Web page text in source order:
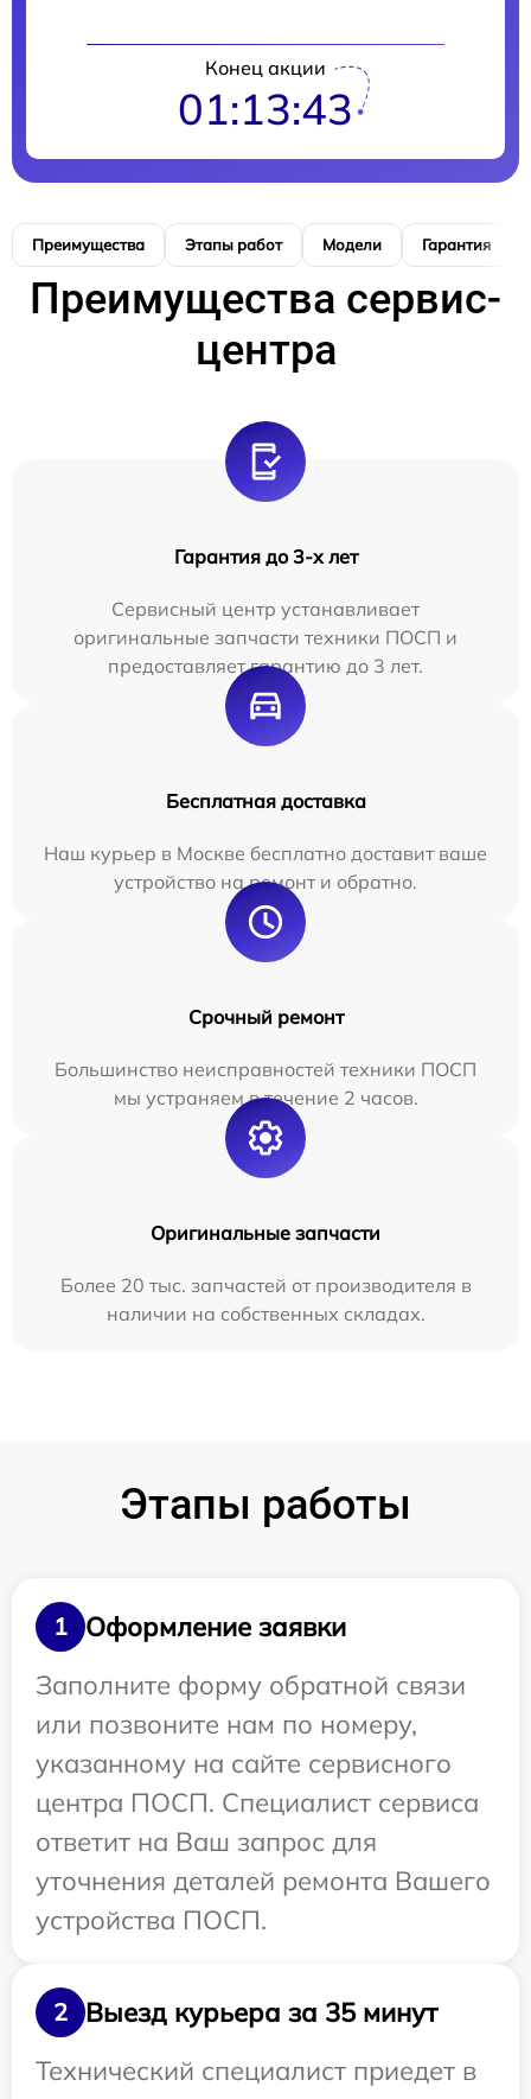
Конец акции
01:13:42
Преимущества Этапы работ Модели Гарантия
Преимущества сервис-
центра
Гарантия до 3-х лет
Сервисный центр устанавливает
оригинальные запчасти техники ПОСП и
предоставляет гарантию до 3 лет.
Бесплатная доставка
Наш курьер в Москве бесплатно доставит ваше
устройство на ремонт и обратно.
Срочный ремонт
Большинство неисправностей техники ПОСП
мы устраняем в течение 2 часов.
Оригинальные запчасти
Более 20 тыс. запчастей от производителя в
наличии на собственных складах.
Этапы работы
1
Оформление заявки
Заполните форму обратной связи
или позвоните нам по номеру,
указанному на сайте сервисного
центра ПОСП. Специалист сервиса
ответит на Ваш запрос для
уточнения деталей ремонта Вашего
устройства ПОСП.
2
Выезд курьера за 35 минут
Технический специалист приедет в